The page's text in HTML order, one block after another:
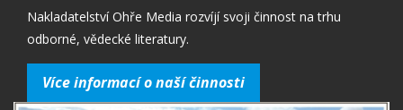
Nakladatelství Ohře Media rozvíjí svoji činnost na trhu
odborné, vědecké literatury.
Více informací o naší činnosti